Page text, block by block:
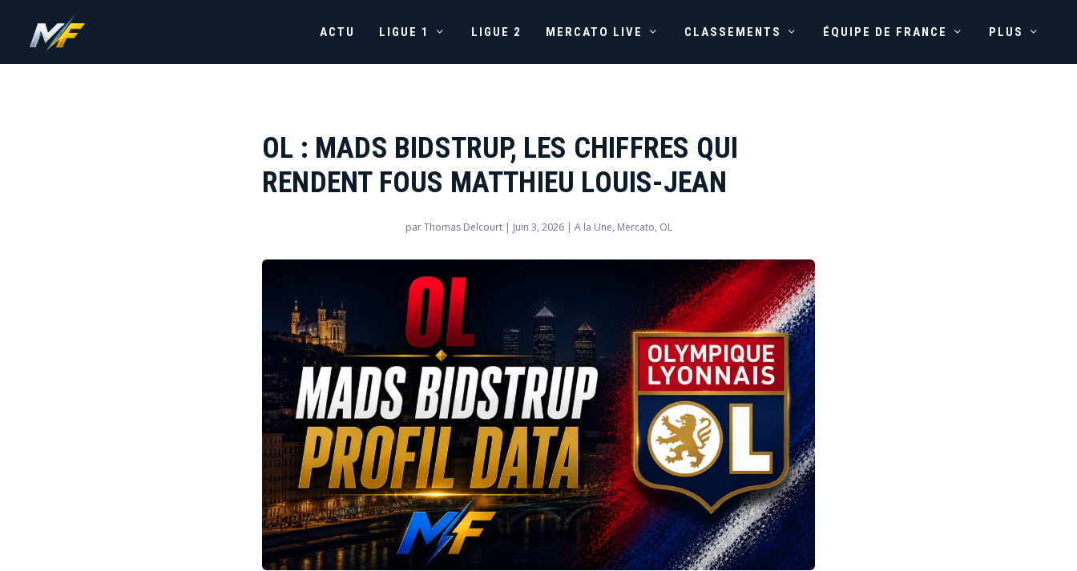
ACTU LIGUE 1 LIGUE 2 MERCATO LIVE CLASSEMENTS ÉQUIPE DE FRANCE PLUS
OL : MADS BIDSTRUP, LES CHIFFRES QUI
RENDENT FOUS MATTHIEU LOUIS-JEAN
parThomas Delcourt| Juin 3, 2026| A la Une, Mercato, OL